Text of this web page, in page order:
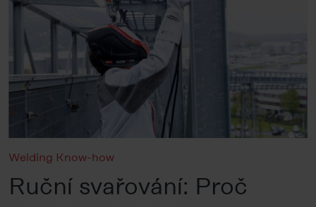
Welding Know-how
Ruční svařování: Proč